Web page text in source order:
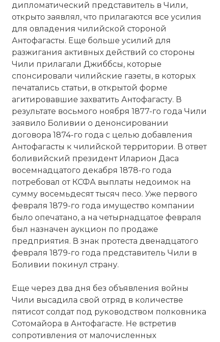
дипломатический представитель в Чили,
открыто заявлял, что прилагаются все усилия
для овладения чилийской стороной
Антофагасты. Еще больше усилий для
разжигания активных действий со стороны
Чили прилагали Джиббсы, которые
спонсировали чилийские газеты, в которых
печатались статьи, в открытой форме
агитировавшие захватить Антофагасту. В
результате восьмого ноября 1877-го года Чили
заявило Боливии о денонсировании
договора 1874-го года с целью добавления
Антофагасты к чилийской территории. В ответ
боливийский президент Иларион Даса
восемнадцатого декабря 1878-го года
потребовал от КСФА выплаты недоимок на
сумму восемьдесят тысяч песо. Уже первого
февраля 1879-го года имущество компании
было опечатано, а на четырнадцатое февраля
был назначен аукцион по продаже
предприятия. В знак протеста двенадцатого
февраля 1879-го года представитель Чили в
Боливии покинул страну.
Еще через два дня без объявления войны
Чили высадила свой отряд в количестве
пятисот солдат под руководством полковника
Сотомайора в Антофагасте. Не встретив
сопротивления от малочисленных